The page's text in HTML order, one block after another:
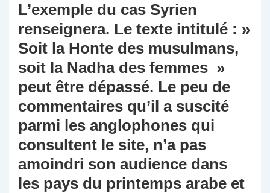
L’exemple du cas Syrien
renseignera. Le texte intitulé : »
Soit la Honte des musulmans,
soit la Nadha des femmes »
peut être dépassé. Le peu de
commentaires qu’il a suscité
parmi les anglophones qui
consultent le site, n’a pas
amoindri son audience dans
les pays du printemps arabe et